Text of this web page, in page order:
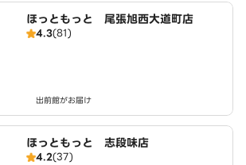
ほっともっと 尾張旭西大道町店
4.3(81)
出前館がお届け
ほっともっと 志段味店
4.2(37)